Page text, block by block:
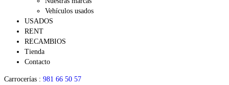
Vehículos usados
USADOS
RENT
RECAMBIOS
Tienda
Contacto
Carrocerías : 981 66 50 57